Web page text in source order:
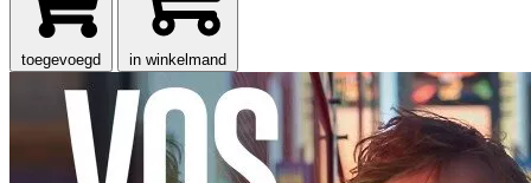
toegevoegd in winkelmand